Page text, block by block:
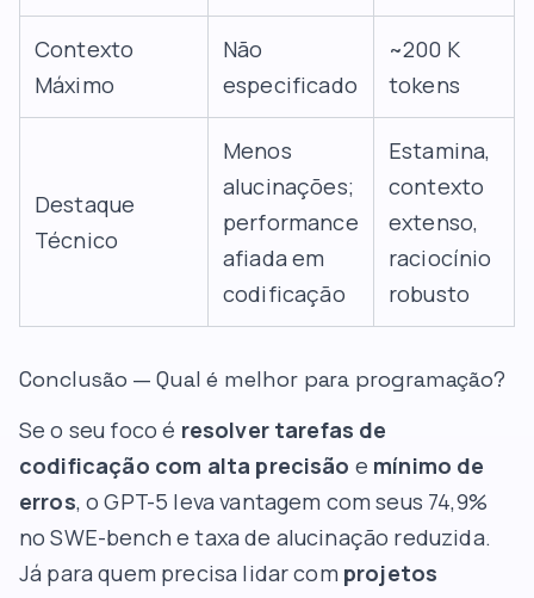
Contexto
Máximo
Não
especificado
~200 K
tokens
Destaque
Técnico
Menos
alucinações;
performance
afiada em
codificação
Estamina,
contexto
extenso,
raciocínio
robusto
Conclusão — Qual é melhor para programação?
Se o seu foco é resolver tarefas de
codificação com alta precisão e mínimo de
erros, o GPT-5 leva vantagem com seus 74,9%
no SWE-bench e taxa de alucinação reduzida.
Já para quem precisa lidar com projetos